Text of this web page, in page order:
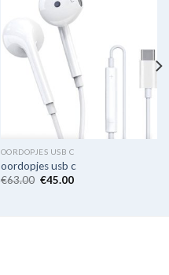
OORDOPJES USB C
oordopjes usb c
€63.00 €45.00